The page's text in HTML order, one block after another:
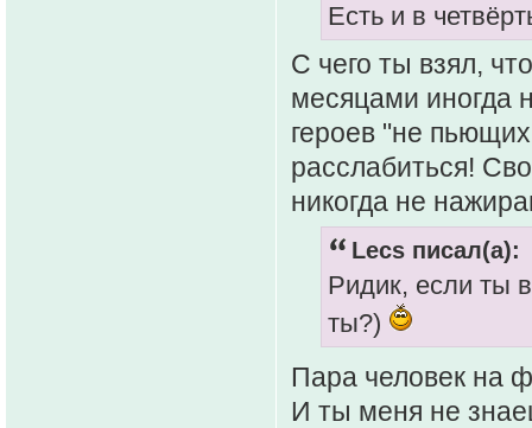
Есть и в
С чего ты взял,
месяцами иногда
героев "не
расслабиться!
никогда не
Lecs писал(а):
Ридик, если ты
ты?)
Пара человек на
И ты меня не